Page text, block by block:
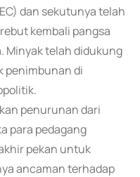
dan sekutunya telah
kembali pangsa
Minyak telah didukung
penimbunan di
penurunan dari
para pedagang
pekan untuk
ancaman terhadap